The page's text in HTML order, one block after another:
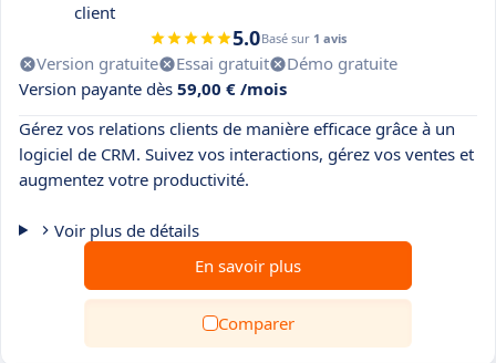
client
5.0Basé sur 1 avis
Version gratuite Essai gratuit
Démo gratuite
Version payante dès 59,00 € /mois
Gérez vos relations clients de manière efficace grâce à un
logiciel de CRM. Suivez vos interactions, gérez vos ventes et
augmentez votre productivité.
Voir plus de détails
En savoir plus
Comparer